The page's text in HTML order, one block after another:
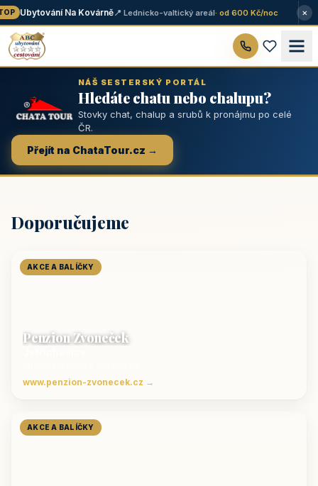
Ubytování Na Kovárně📍 Lednicko-valtický areál· od 600 Kč/noc ×
NÁŠ SESTERSKÝ PORTÁL
Hledáte chatu nebo chalupu?
Stovky chat, chalup a srubů k pronájmu po celé
ČR.
Přejít na ChataTour.cz →
Doporučujeme
AKCE A BALÍČKY
Penzion Zvoneček
www.penzion-zvonecek.cz →
AKCE A BALÍČKY